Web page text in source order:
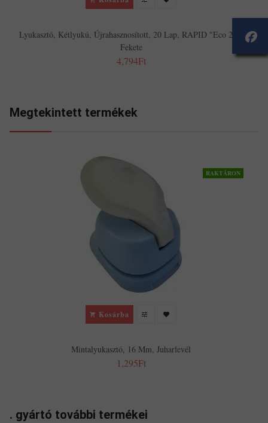
Lyukasztó, Kétlyukú, Újrahasznosított, 20 Lap, RAPID "Eco 20",
Fekete
4,794Ft
Megtekintett termékek
RAKTÁRON
Kosárba
Mintalyukasztó, 16 Mm, Juharlevél
1,295Ft
. gyártó további termékei